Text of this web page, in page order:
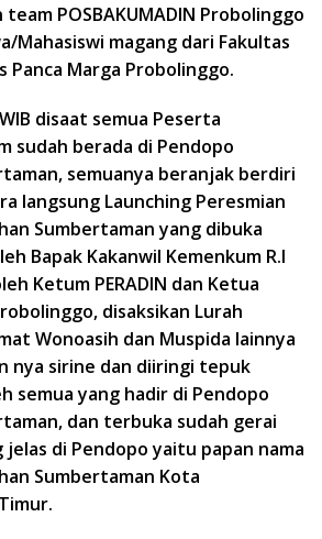
POSBAKUMADIN Probolinggo
Mahasiswi magang dari Fakultas
Panca Marga Probolinggo.
disaat semua Peserta
sudah berada di Pendopo
semuanya beranjak berdiri
langsung Launching Peresmian
Sumbertaman yang dibuka
Bapak Kakanwil Kemenkum R.I
Ketum PERADIN dan Ketua
disaksikan Lurah
Wonoasih dan Muspida lainnya
nya sirine dan diiringi tepuk
semua yang hadir di Pendopo
dan terbuka sudah gerai
di Pendopo yaitu papan nama
Sumbertaman Kota